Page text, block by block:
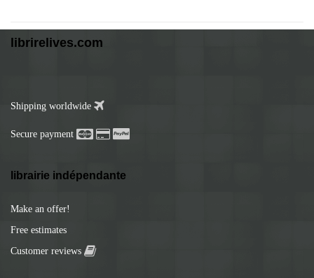
librirelives.com
Shipping worldwide
Secure payment
librairie indépendante
Make an offer!
Free estimates
Customer reviews